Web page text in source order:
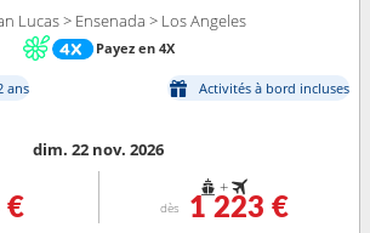
Lucas > Ensenada > Los Angeles
Payez en 4X
ans
Activités à bord incluses
dim. 22 nov. 2026
€
+
dès 1 223 €